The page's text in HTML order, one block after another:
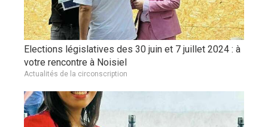
Elections législatives des 30 juin et 7 juillet 2024 : à
votre rencontre à Noisiel
Actualités de la circonscription